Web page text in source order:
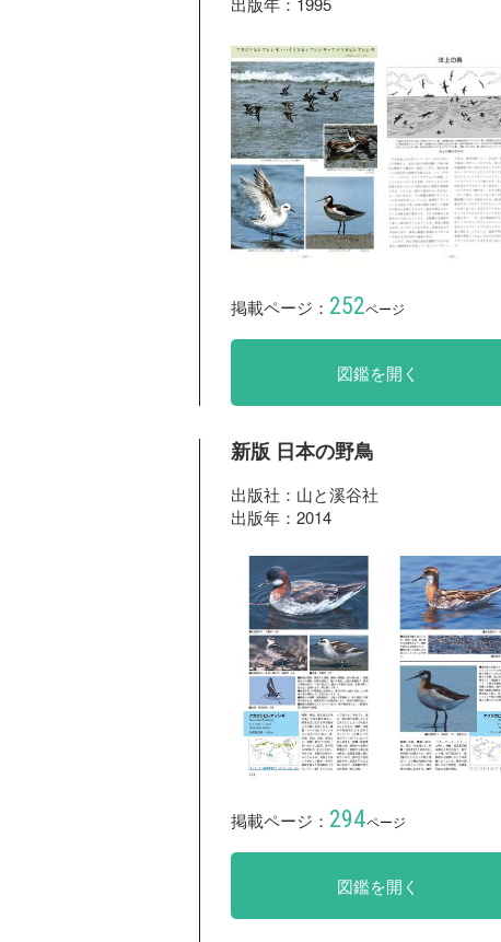
掲載ページ： 252ページ
図鑑を開く
新版 日本の野鳥
出版社：山と溪谷社
出版年：2014
掲載ページ： 294ページ
図鑑を開く